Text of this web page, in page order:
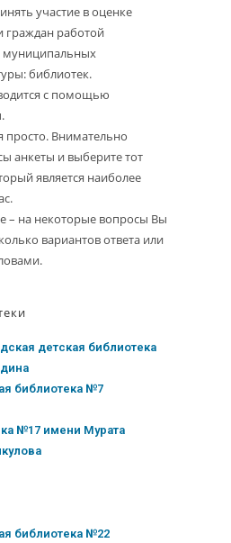
участие в оценке
граждан работой
муниципальных
библиотек.
с помощью
просто. Внимательно
анкеты и выберите тот
является наиболее
– на некоторые вопросы Вы
вариантов ответа или
детская библиотека
библиотека №7
№17 имени Мурата
библиотека №22